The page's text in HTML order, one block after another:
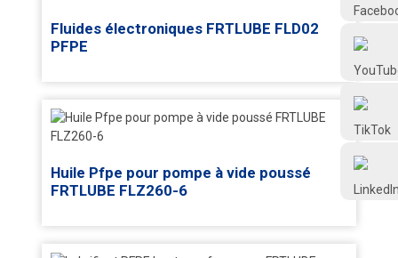
@FRTLUBE8
Fluides électroniques FRTLUBE FLD02
PFPE
Huile Pfpe pour pompe à vide poussé
FRTLUBE FLZ260-6